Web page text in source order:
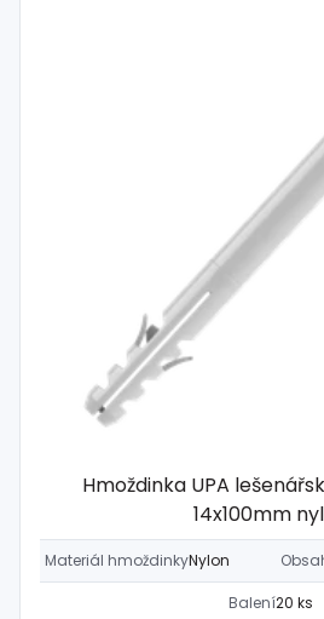
Hmoždinka UPA
14x100mm
Materiál hmoždinkyNylon
Balení20 ks